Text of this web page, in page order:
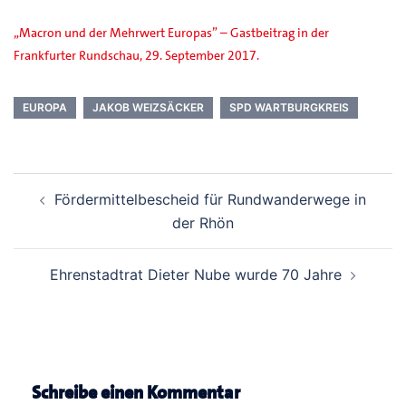
„Macron und der Mehrwert Europas” – Gastbeitrag in der
Frankfurter Rundschau, 29. September 2017.
EUROPA JAKOB WEIZSÄCKER SPD WARTBURGKREIS
Navigation
Fördermittelbescheid für Rundwanderwege in
der Rhön
Ehrenstadtrat Dieter Nube wurde 70 Jahre
Schreibe einen Kommentar